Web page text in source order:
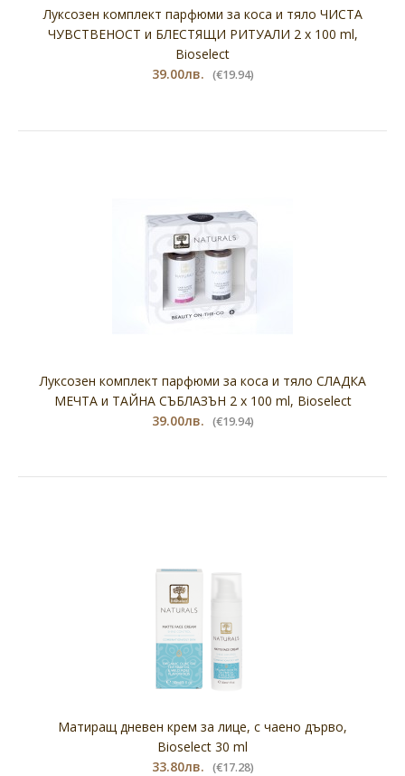
Луксозен комплект парфюми за коса и тяло ЧИСТА
ЧУВСТВЕНОСТ и БЛЕСТЯЩИ РИТУАЛИ 2 х 100 ml,
Bioselect
39.00лв. (€19.94)
Луксозен комплект парфюми за коса и тяло СЛАДКА
МЕЧТА и ТАЙНА СЪБЛАЗЪН 2 х 100 ml, Bioselect
39.00лв. (€19.94)
Матиращ дневен крем за лице, с чаено дърво,
Bioselect 30 ml
33.80лв. (€17.28)